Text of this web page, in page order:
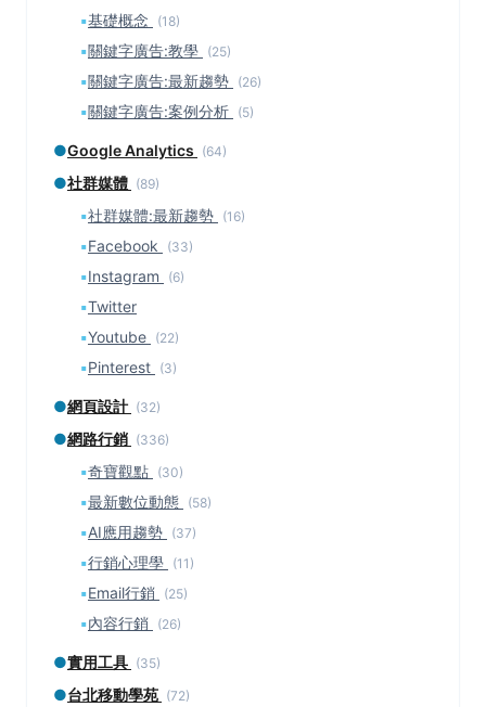
▪基礎概念 (18)
▪關鍵字廣告:教學 (25)
▪關鍵字廣告:最新趨勢 (26)
▪關鍵字廣告:案例分析 (5)
●Google Analytics (64)
●社群媒體 (89)
▪社群媒體:最新趨勢 (16)
▪Facebook (33)
▪Instagram (6)
▪Twitter
▪Youtube (22)
▪Pinterest (3)
●網頁設計 (32)
●網路行銷 (336)
▪奇寶觀點 (30)
▪最新數位動態 (58)
▪AI應用趨勢 (37)
▪行銷心理學 (11)
▪Email行銷 (25)
▪內容行銷 (26)
●實用工具 (35)
●台北移動學苑 (72)